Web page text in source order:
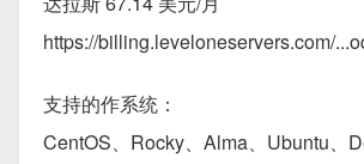
https://billing.leveloneservers.com/
支持的作系统：
CentOS、Rocky、Alma、Ubuntu、